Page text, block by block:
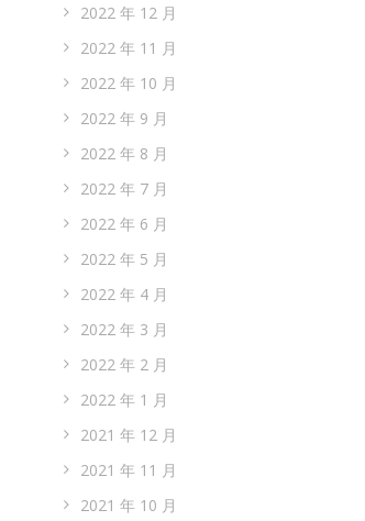
2022 年 12 月
2022 年 11 月
2022 年 10 月
2022 年 9 月
2022 年 8 月
2022 年 7 月
2022 年 6 月
2022 年 5 月
2022 年 4 月
2022 年 3 月
2022 年 2 月
2022 年 1 月
2021 年 12 月
2021 年 11 月
2021 年 10 月